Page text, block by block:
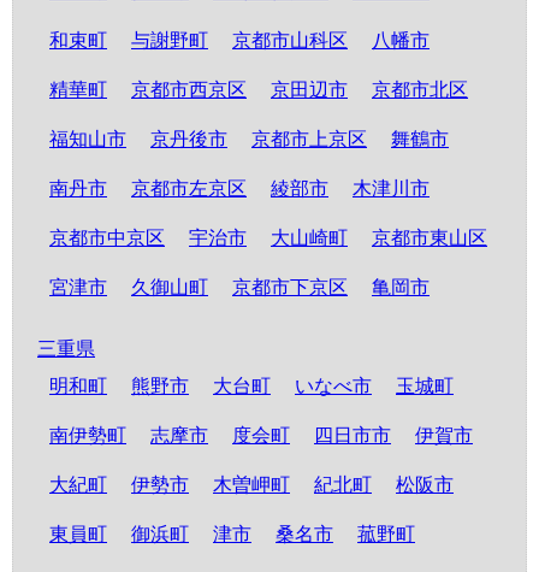
和束町 与謝野町 京都市山科区 八幡市
精華町 京都市西京区 京田辺市 京都市北区
福知山市 京丹後市 京都市上京区 舞鶴市
南丹市 京都市左京区 綾部市 木津川市
京都市中京区 宇治市 大山崎町 京都市東山区
宮津市 久御山町 京都市下京区 亀岡市
三重県
明和町
熊野市 大台町 いなべ市 玉城町
南伊勢町 志摩市 度会町 四日市市 伊賀市
大紀町 伊勢市 木曽岬町 紀北町 松阪市
東員町 御浜町 津市 桑名市 菰野町